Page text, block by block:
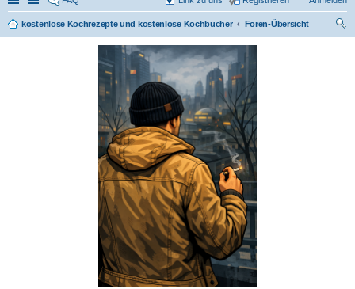
kostenlose Kochrezepte und kostenlose Kochbücher
Foren-Übersicht